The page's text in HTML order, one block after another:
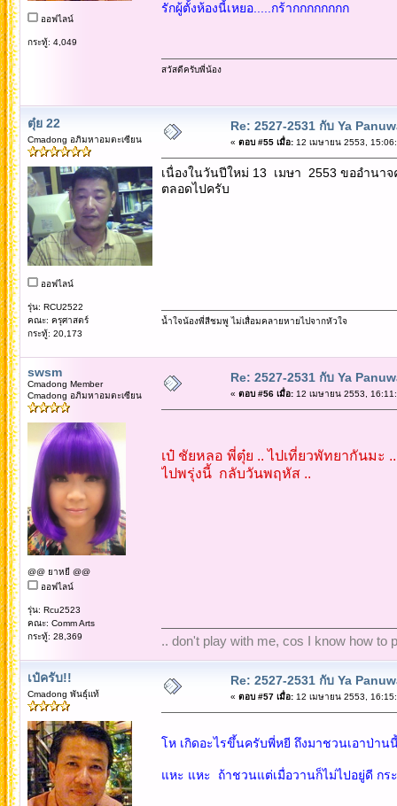
ออฟไลน์
กระทู้: 4,049
รักผู้ตั้งห้องนี้เหยอ.....กร้ากกกกกกกก
สวัสดีครับพี่น้อง
ตุ๋ย 22
Cmadong อภิมหาอมตะเซียน
ออฟไลน์
รุ่น: RCU2522
คณะ: ครุศาสตร์
กระทู้: 20,173
Re: 2527-2531 กับ Ya
« ตอบ #55 เมื่อ:12 เมษายน 2553,
เนื่องในวันปีใหม่ 13 เมษา 2553 ขออำนา
ตลอดไปครับ
น้ำใจน้องพี่สีชมพู ไม่เสื่อมคลายหายไปจากหัวใจ
swsm
Cmadong Member
Cmadong อภิมหาอมตะเซียน
@@ ยาหยี @@
ออฟไลน์
รุ่น: Rcu2523
คณะ: Comm Arts
กระทู้: 28,369
Re: 2527-2531 กับ Ya
« ตอบ #56 เมื่อ:12 เมษายน 2553,
เป๋ ชัยหลอ พี่ตุ๋ย .. ไปเที่ยวพัทยากันมะ
ไปพรุ่งนี้ กลับวันพฤหัส ..
.. don't play with me, cos I know how to
เป๋ครับ!!
Cmadong พันธุ์แท้
Re: 2527-2531 กับ Ya
« ตอบ #57 เมื่อ:12 เมษายน 2553,
โห เกิดอะไรขึ้นครับพี่หยี ถึงมาชวนเอาป่าน
แหะ แหะ ถ้าชวนแต่เมื่อวานก็ไม่ไปอยู่ดี ก